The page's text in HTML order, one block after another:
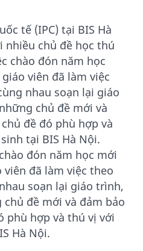
tế (IPC) tại BIS Hà
nhiều chủ đề học thú
chào đón năm học
viên đã làm việc
nhau soạn lại giáo
chủ đề mới và
đề đó phù hợp và
tại BIS Hà Nội.
đón năm học mới
đã làm việc theo
soạn lại giáo trình,
đề mới và đảm bảo
phù hợp và thú vị với
Hà Nội.